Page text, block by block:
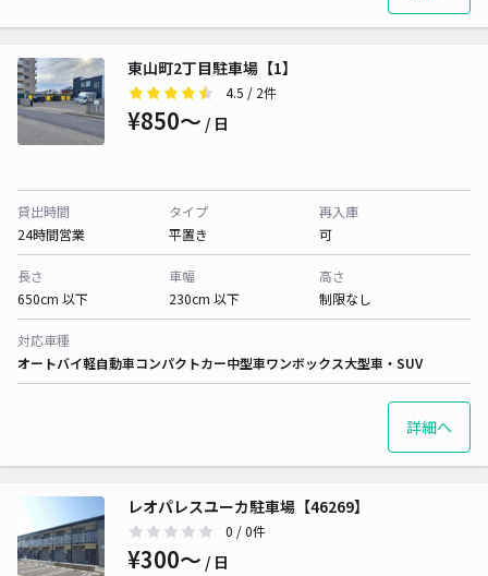
東山町2丁目駐車場【1】
4.5 / 2件
¥850〜 / 日
貸出時間
24時間営業
タイプ
平置き
再入庫
可
長さ
650cm 以下
車幅
230cm 以下
高さ
制限なし
対応車種
オートバイ軽自動車コンパクトカー中型車ワンボックス大型車・SUV
詳細へ
レオパレスユーカ駐車場【46269】
0 / 0件
¥300〜 / 日